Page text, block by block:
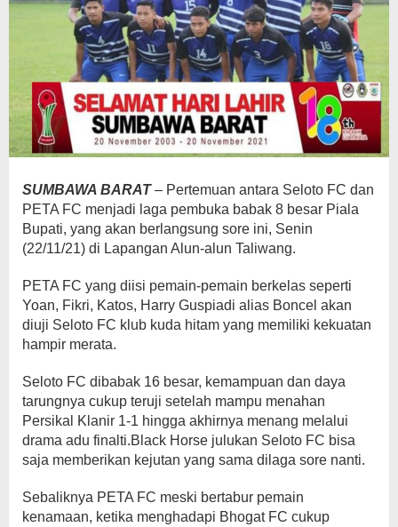
SUMBAWA BARAT – Pertemuan antara Seloto FC dan
PETA FC menjadi laga pembuka babak 8 besar Piala
Bupati, yang akan berlangsung sore ini, Senin
(22/11/21) di Lapangan Alun-alun Taliwang.
PETA FC yang diisi pemain-pemain berkelas seperti
Yoan, Fikri, Katos, Harry Guspiadi alias Boncel akan
diuji Seloto FC klub kuda hitam yang memiliki kekuatan
hampir merata.
Seloto FC dibabak 16 besar, kemampuan dan daya
tarungnya cukup teruji setelah mampu menahan
Persikal Klanir 1-1 hingga akhirnya menang melalui
drama adu finalti.Black Horse julukan Seloto FC bisa
saja memberikan kejutan yang sama dilaga sore nanti.
Sebaliknya PETA FC meski bertabur pemain
kenamaan, ketika menghadapi Bhogat FC cukup